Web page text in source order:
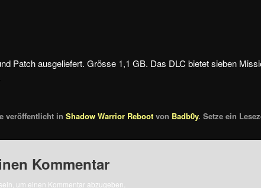
Patch ausgeliefert. Grösse 1,1 GB. Das DLC bietet sieben
veröffentlicht inShadow Warrior Reboot von Badb0y. Setze ein
Kommentar
sein, um einen Kommentar abzugeben.